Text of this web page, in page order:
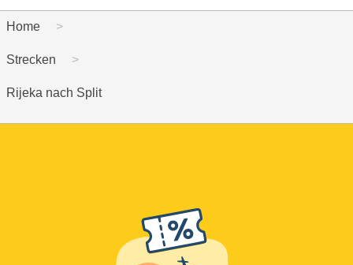
Home
Strecken
Rijeka nach Split